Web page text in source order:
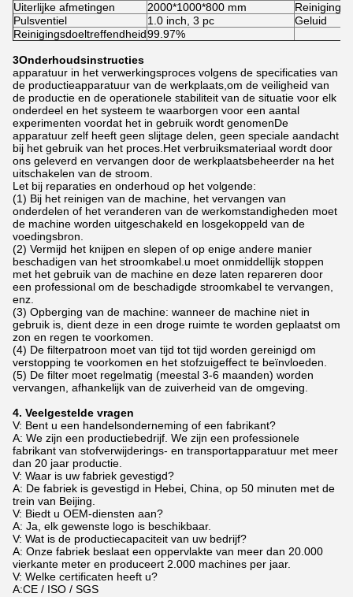
Uiterlijke afmetingen
2000*1000*800 mm
Pulsventiel
1.0 inch, 3 pc
Geluid
Reinigingsdoeltreffendheid99.97%
3Onderhoudsinstructies
apparatuur in het verwerkingsproces volgens de specificaties van
de productieapparatuur van de werkplaats,om de veiligheid van
de productie en de operationele stabiliteit van de situatie voor elk
onderdeel en het systeem te waarborgen voor een aantal
experimenten voordat het in gebruik wordt genomenDe
apparatuur zelf heeft geen slijtage delen, geen speciale aandacht
bij het gebruik van het proces.Het verbruiksmateriaal wordt door
ons geleverd en vervangen door de werkplaatsbeheerder na het
uitschakelen van de stroom.
Let bij reparaties en onderhoud op het volgende:
(1) Bij het reinigen van de machine, het vervangen van
onderdelen of het veranderen van de werkomstandigheden moet
de machine worden uitgeschakeld en losgekoppeld van de
voedingsbron.
(2) Vermijd het knijpen en slepen of op enige andere manier
beschadigen van het stroomkabel.u moet onmiddellijk stoppen
met het gebruik van de machine en deze laten repareren door
een professional om de beschadigde stroomkabel te vervangen,
enz.
(3) Opberging van de machine: wanneer de machine niet in
gebruik is, dient deze in een droge ruimte te worden geplaatst om
zon en regen te voorkomen.
(4) De filterpatroon moet van tijd tot tijd worden gereinigd om
verstopping te voorkomen en het stofzuigeffect te beïnvloeden.
(5) De filter moet regelmatig (meestal 3-6 maanden) worden
vervangen, afhankelijk van de zuiverheid van de omgeving.
4. Veelgestelde vragen
V: Bent u een handelsonderneming of een fabrikant?
A: We zijn een productiebedrijf. We zijn een professionele
fabrikant van stofverwijderings- en transportapparatuur met meer
dan 20 jaar productie.
V: Waar is uw fabriek gevestigd?
A: De fabriek is gevestigd in Hebei, China, op 50 minuten met de
trein van Beijing.
V: Biedt u OEM-diensten aan?
A: Ja, elk gewenste logo is beschikbaar.
V: Wat is de productiecapaciteit van uw bedrijf?
A: Onze fabriek beslaat een oppervlakte van meer dan 20.000
vierkante meter en produceert 2.000 machines per jaar.
V: Welke certificaten heeft u?
A:CE / ISO / SGS